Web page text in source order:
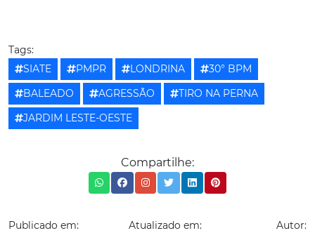
Tags:
SIATE
PMPR LONDRINA
30° BPM
BALEADO
AGRESSÃO
TIRO NA PERNA
JARDIM LESTE-OESTE
Compartilhe:
Publicado em: Atualizado em: Autor: